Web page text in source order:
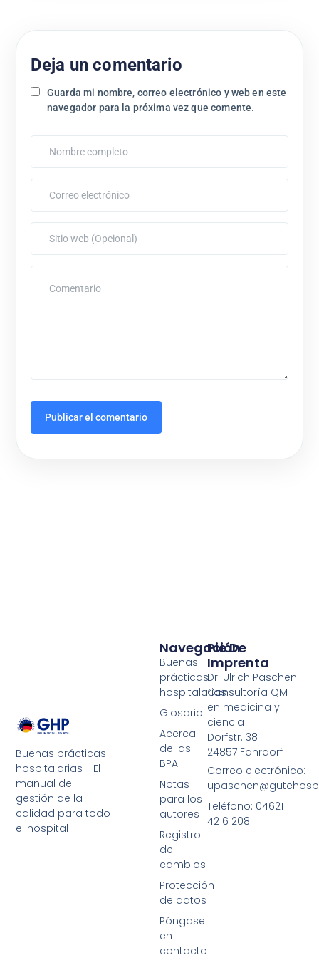
Deja un comentario
Guarda mi nombre, correo electrónico y web en este
navegador para la próxima vez que comente.
Buenas prácticas
hospitalarias - El
manual de
gestión de la
calidad para todo
el hospital
Navegación
Buenas
prácticas
hospitalarias
Glosario
Acerca
de las
BPA
Notas
para los
autores
Registro
de
cambios
Protección
de datos
Póngase
en
contacto
Pie De
Imprenta
Dr. Ulrich Paschen
Consultoría QM
en medicina y
ciencia
Dorfstr. 38
24857 Fahrdorf
Correo electrónico:
Teléfono: 04621
4216 208